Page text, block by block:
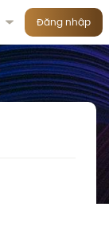
Đăng nhập